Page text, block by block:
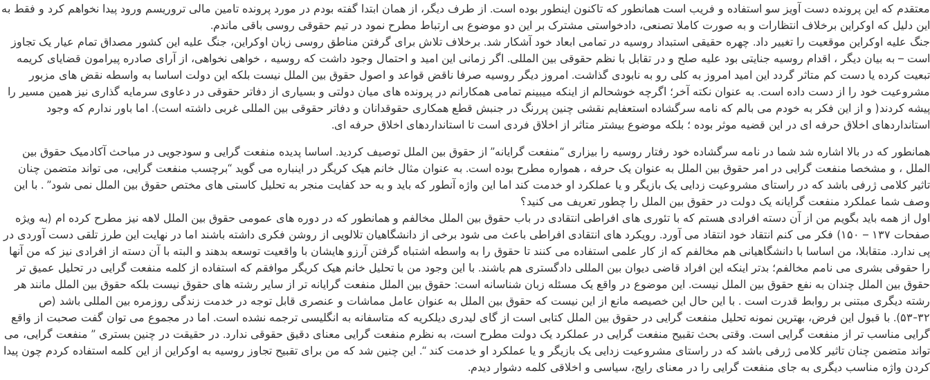
معتقدم که این پرونده دست آویز سو استفاده و فریب است همانطور که تاکنون اینطور بوده است. از طرف دیگر، از همان ابتدا گفته بودم در مورد پرونده تامین مالی تروریسم ورود پیدا نخواهم کرد و فقط به
این دلیل که اوکراین برخلاف انتظارات و به صورت کاملا تصنعی، دادخواستی مشترک بر این دو موضوع بی ارتباط مطرح نمود در تیم حقوقی روسی باقی ماندم.
جنگ علیه اوکراین موقعیت را تغییر داد. چهره حقیقی استبداد روسیه در تمامی ابعاد خود آشکار شد. برخلاف تلاش برای گرفتن مناطق روسی زبان اوکراین، جنگ علیه این کشور مصداق تمام عیار یک تجاوز
است – به بیان دیگر ، اقدام روسیه جنایتی بود علیه صلح و در تقابل با نظم حقوقی بین المللی. اگر زمانی این امید و احتمال وجود داشت که روسیه ، خواهی نخواهی، از آرای صادره پیرامون قضایای کریمه
تبعیت کرده یا دست کم متاثر گردد این امید امروز به کلی رو به نابودی گذاشت. امروز دیگر روسیه صرفا ناقض قواعد و اصول حقوق بین الملل نیست بلکه این دولت اساسا به واسطه نقض های مزبور
مشروعیت خود را از دست داده است. به عنوان نکته آخر؛ اگرچه خوشحالم از اینکه میبینم تمامی همکارانم در پرونده های میان دولتی و بسیاری از دفاتر حقوقی در دعاوی سرمایه گذاری نیز همین مسیر را
پیشه کردند( و از این فکر به خودم می بالم که نامه سرگشاده استعفایم نقشی چنین پررنگ در جنبش قطع همکاری حقوقدانان و دفاتر حقوقی بین المللی غربی داشته است). اما باور ندارم که وجود
استانداردهای اخلاق حرفه ای در این قضیه موثر بوده ؛ بلکه موضوع بیشتر متاثر از اخلاق فردی است تا استانداردهای اخلاق حرفه ای.
همانطور که در بالا اشاره شد شما در نامه سرگشاده خود رفتار روسیه را بیزاری “منفعت گرایانه” از حقوق بین الملل توصیف کردید. اساسا پدیده منفعت گرایی و سودجویی در مباحث آکادمیک حقوق بین
الملل ، و مشخصا منفعت گرایی در امر حقوق بین الملل به عنوان یک حرفه ، همواره مطرح بوده است. به عنوان مثال خانم هیک کریگر در اینباره می گوید “برچسب منفعت گرایی، می تواند متضمن چنان
تاثیر کلامی ژرفی باشد که در راستای مشروعیت زدایی یک بازیگر و یا عملکرد او خدمت کند اما این واژه آنطور که باید و به حد کفایت منجر به تحلیل کاستی های مختص حقوق بین الملل نمی شود” . با این
وصف شما عملکرد منفعت گرایانه یک دولت در حقوق بین الملل را چطور تعریف می کنید؟
اول از همه باید بگویم من از آن دسته افرادی هستم که با تئوری های افراطی انتقادی در باب حقوق بین الملل مخالفم و همانطور که در دوره های عمومی حقوق بین الملل لاهه نیز مطرح کرده ام (به ویژه
صفحات ۱۳۷ – ۱۵۰) فکر می کنم انتقاد خود انتقاد می آورد. رویکرد های انتقادی افراطی باعث می شود برخی از دانشگاهیان تلالویی از روشن فکری داشته باشند اما در نهایت این طرز تلقی دست آوردی در
پی ندارد. متقابلا، من اساسا با دانشگاهیانی هم مخالفم که از کار علمی استفاده می کنند تا حقوق را به واسطه اشتباه گرفتن آرزو هایشان با واقعیت توسعه بدهند و البته با آن دسته از افرادی نیز که من آنها
را حقوقی بشری می نامم مخالفم؛ بدتر اینکه این افراد قاضی دیوان بین المللی دادگستری هم باشند. با این وجود من با تحلیل خانم هیک کریگر موافقم که استفاده از کلمه منفعت گرایی در تحلیل عمیق تر
حقوق بین الملل چندان به نفع حقوق بین الملل نیست. این موضوع در واقع یک مسئله زبان شناسانه است: حقوق بین الملل منفعت گرایانه تر از سایر رشته های حقوق نیست بلکه حقوق بین الملل مانند هر
رشته دیگری مبتنی بر روابط قدرت است . با این حال این خصیصه مانع از این نیست که حقوق بین الملل به عنوان عامل مماشات و عنصری قابل توجه در خدمت زندگی روزمره بین المللی باشد (ص
۳۲-۵۳). با قبول این فرض، بهترین نمونه تحلیل منفعت گرایی در حقوق بین الملل کتابی است از گای لیدری دیلکریه که متاسفانه به انگلیسی ترجمه نشده است. اما در مجموع می توان گفت صحبت از واقع
گرایی مناسب تر از منفعت گرایی است. وقتی بحث تقبیح منفعت گرایی در عملکرد یک دولت مطرح است، به نظرم منفعت گرایی معنای دقیق حقوقی ندارد. در حقیقت در چنین بستری ” منفعت گرایی، می
تواند متضمن چنان تاثیر کلامی ژرفی باشد که در راستای مشروعیت زدایی یک بازیگر و یا عملکرد او خدمت کند “. این چنین شد که من برای تقبیح تجاوز روسیه به اوکراین از این کلمه استفاده کردم چون پیدا
کردن واژه مناسب دیگری به جای منفعت گرایی را در معنای رایج، سیاسی و اخلاقی کلمه دشوار دیدم.